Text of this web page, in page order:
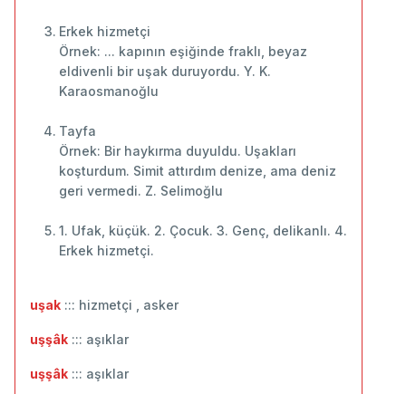
Erkek hizmetçi
Örnek: ... kapının eşiğinde fraklı, beyaz
eldivenli bir uşak duruyordu. Y. K.
Karaosmanoğlu
Tayfa
Örnek: Bir haykırma duyuldu. Uşakları
koşturdum. Simit attırdım denize, ama deniz
geri vermedi. Z. Selimoğlu
1. Ufak, küçük. 2. Çocuk. 3. Genç, delikanlı. 4.
Erkek hizmetçi.
uşak ::: hizmetçi , asker
uşşâk ::: aşıklar
uşşâk ::: ‬aşıklar